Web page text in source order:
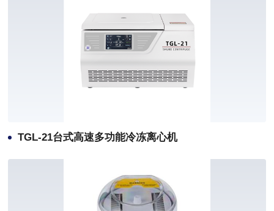
TGL-21台式高速多功能冷冻离心机